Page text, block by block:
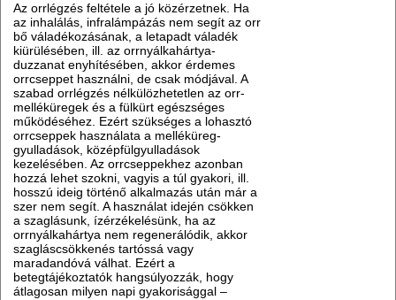
Az orrlégzés feltétele a jó közérzetnek. Ha
az inhalálás, infralámpázás nem segít az orr
bő váladékozásának, a letapadt váladék
kiürülésében, ill. az orrnyálkahártya-
duzzanat enyhítésében, akkor érdemes
orrcseppet használni, de csak módjával. A
szabad orrlégzés nélkülözhetetlen az orr-
melléküregek és a fülkürt egészséges
működéséhez. Ezért szükséges a lohasztó
orrcseppek használata a melléküreg-
gyulladások, középfülgyulladások
kezelésében. Az orrcseppekhez azonban
hozzá lehet szokni, vagyis a túl gyakori, ill.
hosszú ideig történő alkalmazás után már a
szer nem segít. A használat idején csökken
a szaglásunk, ízérzékelésünk, ha az
orrnyálkahártya nem regenerálódik, akkor
szagláscsökkenés tartóssá vagy
maradandóvá válhat. Ezért a
betegtájékoztatók hangsúlyozzák, hogy
átlagosan milyen napi gyakorisággal –